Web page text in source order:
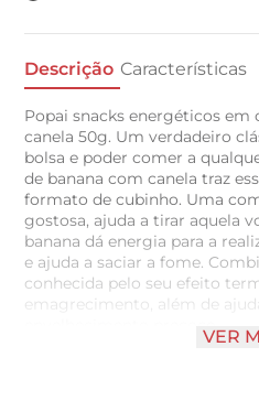
Descrição Características
Popai snacks energéticos em
canela 50g. Um verdadeiro
bolsa e poder comer a
de banana com canela traz
formato de cubinho. Uma
gostosa, ajuda a tirar aquela
banana dá energia para a
e ajuda a saciar a fome.
conhecida pelo seu efeito
emagrecimento, além de
envelhecimento precoce.
VER